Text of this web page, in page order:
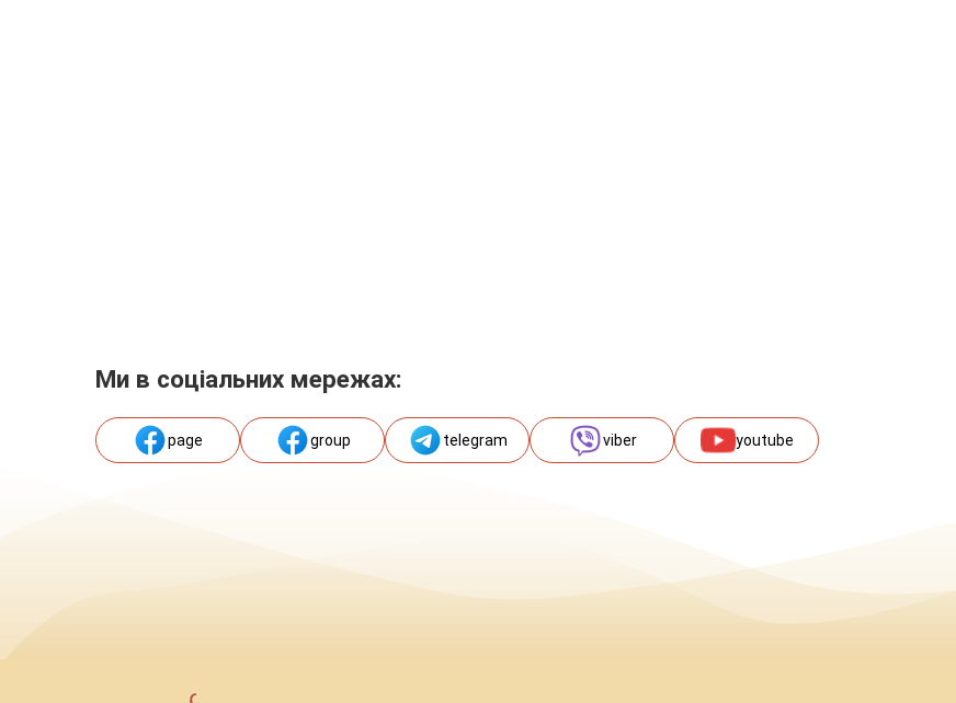
Ми в соціальних мережах:
page group telegram viber youtube